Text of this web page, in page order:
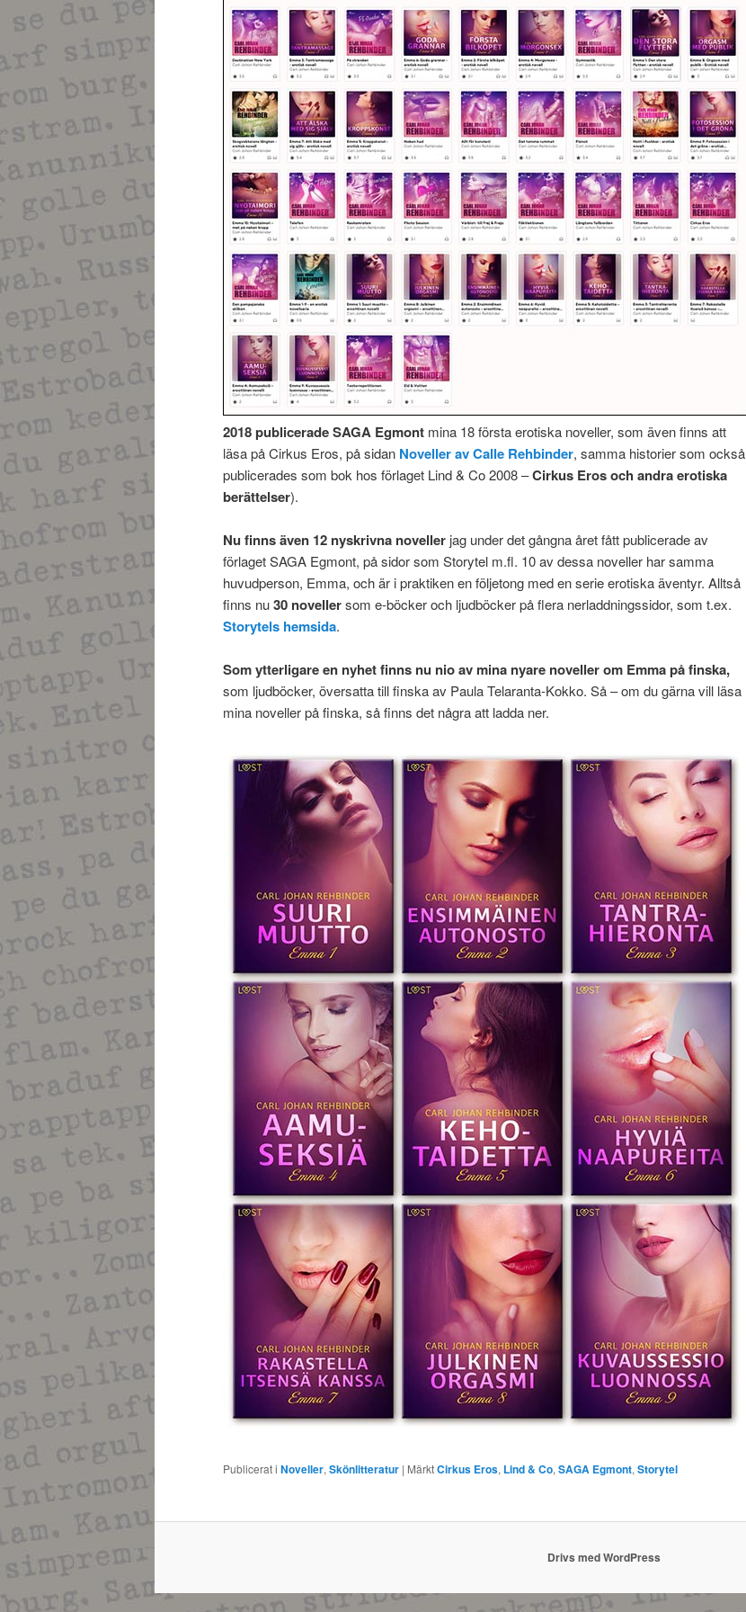
2018 publicerade SAGA Egmont mina 18 första erotiska noveller, som även finns att
läsa på Cirkus Eros, på sidan Noveller av Calle Rehbinder, samma historier som också
publicerades som bok hos förlaget Lind & Co 2008 –Cirkus Eros och andra erotiska
berättelser).
Nu finns även 12 nyskrivna noveller jag under det gångna året fått publicerade av
förlaget SAGA Egmont, på sidor som Storytel m.fl. 10 av dessa noveller har samma
huvudperson, Emma, och är i praktiken en följetong med en serie erotiska äventyr. Alltså
finns nu30 novellersom e-böcker och ljudböcker på flera nerladdningssidor, som t.ex.
Storytels hemsida.
Som ytterligare en nyhet finns nu nio av mina nyare noveller om Emma på finska,
som ljudböcker, översatta till finska av Paula Telaranta-Kokko. Så – om du gärna vill läsa
mina noveller på finska, så finns det några att ladda ner.
Publicerat i Noveller, Skönlitteratur | MärktCirkus Eros, Lind & Co, SAGA Egmont, Storytel
Drivs med WordPress